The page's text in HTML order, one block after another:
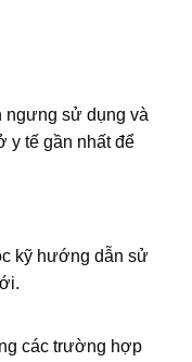
ngưng sử dụng và
y tế gần nhất để
kỹ hướng dẫn sử
các trường hợp